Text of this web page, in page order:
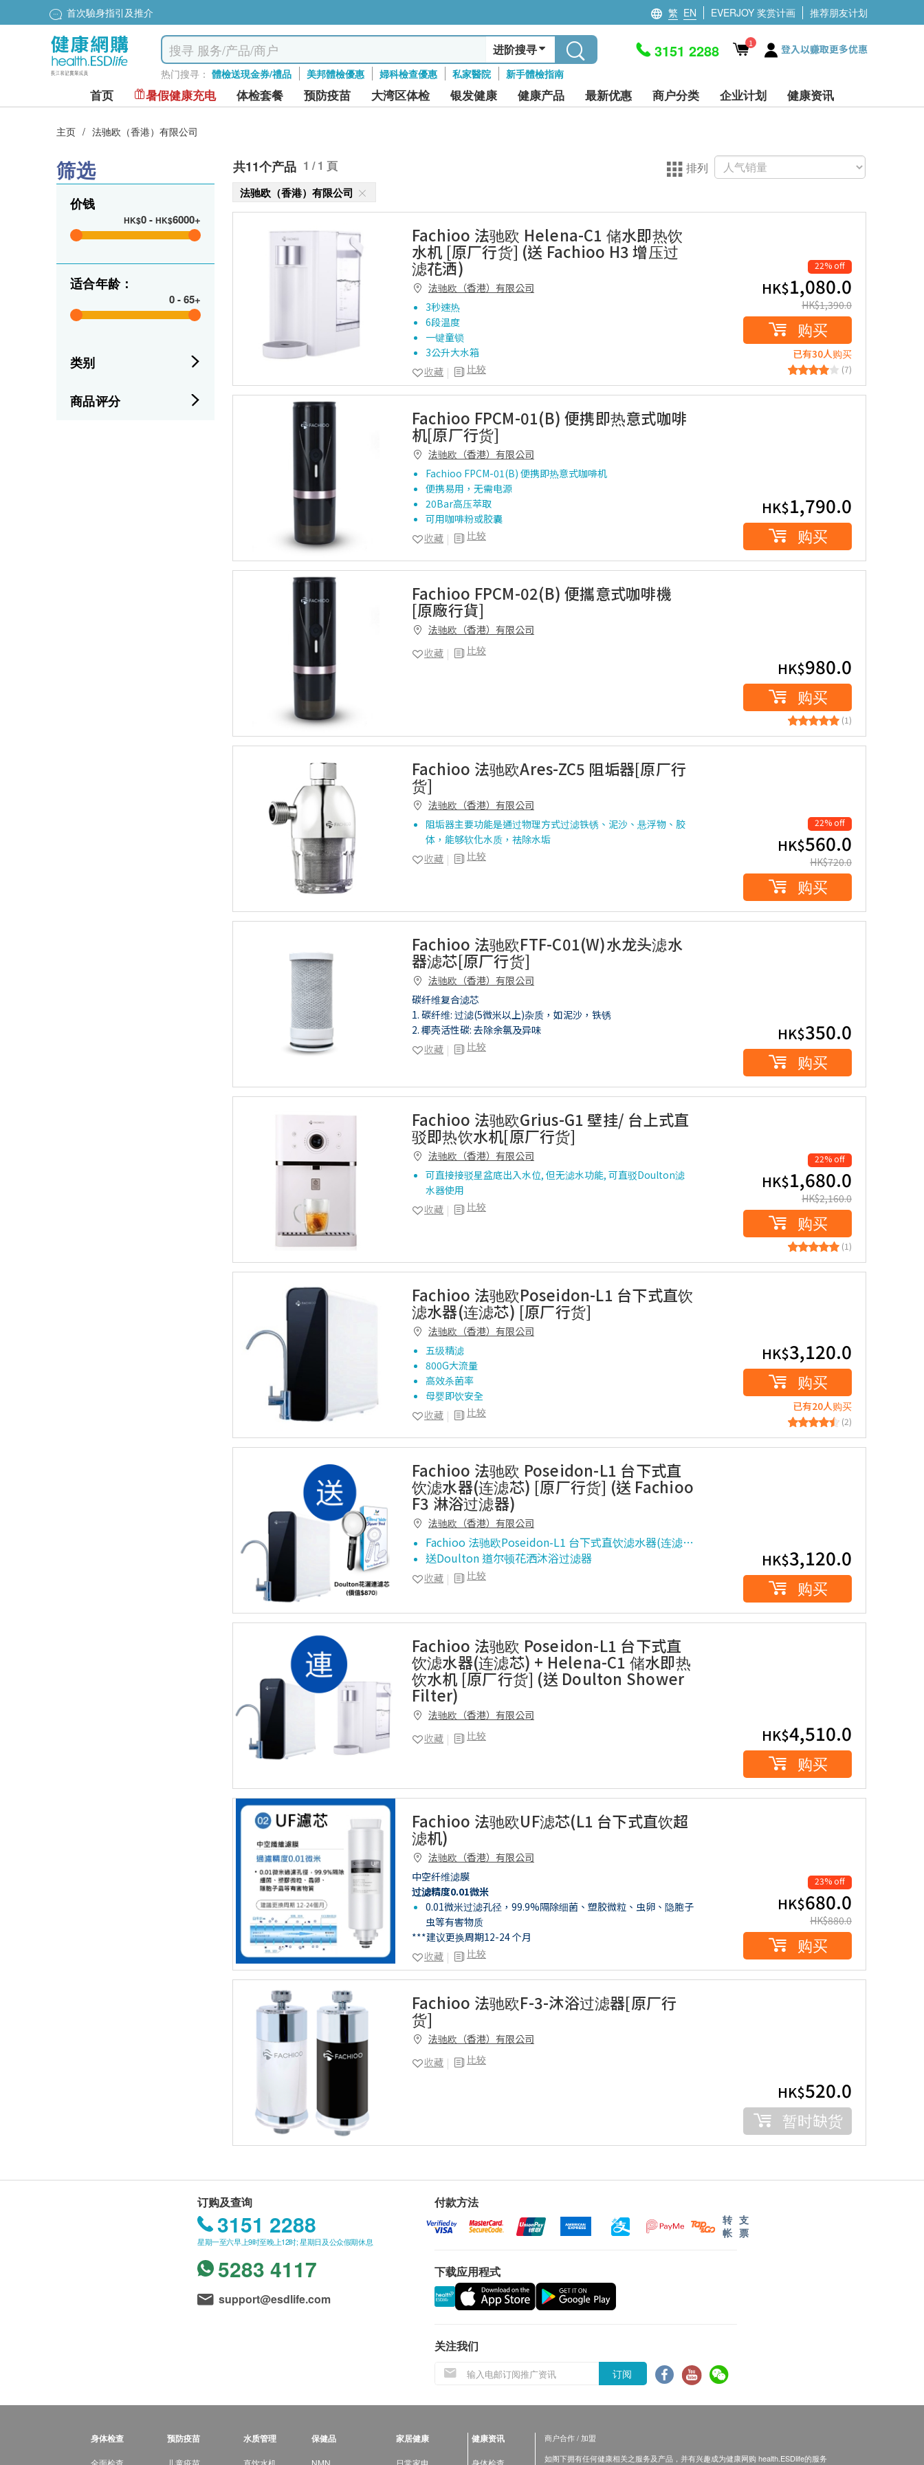
首次驗身指引及推介 繁 EN EVERJOY 奖赏计画 推荐朋友计划
进阶搜寻
热门搜寻： 體檢送現金券/禮品 美邦體檢優惠 婦科檢查優惠 私家醫院 新手體檢指南
3151 2288 1 登入以赚取更多优惠
首页 暑假健康充电 体检套餐 预防疫苗 大湾区体检 银发健康 健康产品 最新优惠 商户分类 企业计划 健康资讯
主页 / 法驰欧（香港）有限公司
筛选
价钱
HK$0- HK$6000+
适合年龄：
0-65+
类别
商品评分
共11个产品 1 / 1 頁 排列
法驰欧（香港）有限公司
Fachioo 法驰欧 Helena-C1 储水即热饮
水机 [原厂行货] (送 Fachioo H3 增压过
滤花洒)
法驰欧（香港）有限公司
3秒速热
6段温度
一键童锁
3公升大水箱
比较
收藏
22% off
HK$1,080.0
HK$1,390.0
购买
已有30人购买
(7)
Fachioo FPCM-01(B) 便携即热意式咖啡
机[原厂行货]
法驰欧（香港）有限公司
Fachioo FPCM-01(B) 便携即热意式咖啡机
便携易用，无需电源
20Bar高压萃取
可用咖啡粉或胶囊
比较
收藏
HK$1,790.0
购买
Fachioo FPCM-02(B) 便攜意式咖啡機
[原廠行貨]
法驰欧（香港）有限公司
比较
收藏
HK$980.0
购买
(1)
Fachioo 法驰欧Ares-ZC5 阻垢器[原厂行
货]
法驰欧（香港）有限公司
阻垢器主要功能是通过物理方式过滤铁锈、泥沙、悬浮物、胶
体，能够软化水质，祛除水垢
比较
收藏
22% off
HK$560.0
HK$720.0
购买
Fachioo 法驰欧FTF-C01(W)水龙头滤水
器滤芯[原厂行货]
法驰欧（香港）有限公司
碳纤维复合滤芯
1. 碳纤维: 过滤(5微米以上)杂质，如泥沙，铁锈
2. 椰壳活性碳: 去除余氯及异味
比较
收藏
HK$350.0
购买
Fachioo 法驰欧Grius-G1 壁挂/ 台上式直
驳即热饮水机[原厂行货]
法驰欧（香港）有限公司
可直接接驳星盆底出入水位, 但无滤水功能, 可直驳Doulton滤
水器使用
比较
收藏
22% off
HK$1,680.0
HK$2,160.0
购买
(1)
Fachioo 法驰欧Poseidon-L1 台下式直饮
滤水器(连滤芯) [原厂行货]
法驰欧（香港）有限公司
五级精滤
800G大流量
高效杀菌率
母婴即饮安全
比较
收藏
HK$3,120.0
购买
已有20人购买
(2)
Fachioo 法驰欧 Poseidon-L1 台下式直
饮滤水器(连滤芯) [原厂行货] (送 Fachioo
F3 淋浴过滤器)
法驰欧（香港）有限公司
Fachioo 法驰欧Poseidon-L1 台下式直饮滤水器(连滤…
送Doulton 道尔顿花洒沐浴过滤器
比较
收藏
HK$3,120.0
购买
Fachioo 法驰欧 Poseidon-L1 台下式直
饮滤水器(连滤芯) + Helena-C1 储水即热
饮水机 [原厂行货] (送 Doulton Shower
Filter)
法驰欧（香港）有限公司
比较
收藏 HK$4,510.0
购买
Fachioo 法驰欧UF滤芯(L1 台下式直饮超
滤机)
法驰欧（香港）有限公司
中空纤维滤膜
过滤精度0.01微米
0.01微米过滤孔径，99.9%隔除细菌、塑胶微粒、虫卵、隐胞子
虫等有害物质
***建议更换周期12-24 个月
比较
收藏
23% off
HK$680.0
HK$880.0
购买
Fachioo 法驰欧F-3-沐浴过滤器[原厂行
货]
法驰欧（香港）有限公司
比较
收藏
HK$520.0
暂时缺货
订购及查询
3151 2288
星期一至六早上9时至晚上12时; 星期日及公众假期休息
5283 4117
support@esdlife.com
付款方法
转
帐
支
票
下载应用程式
关注我们
订阅
身体检查
全面检查
预防疫苗
儿童疫苗
水质管理
直饮水机
保健品
NMN
家居健康
日常家电
健康资讯
身体检查
商户合作 / 加盟
如阁下拥有任何健康相关之服务及产品，并有兴趣成为健康网购 health.ESDlife的服务